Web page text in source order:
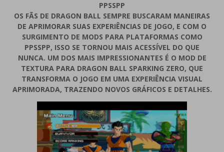
PPSSPP
OS FÃS DE DRAGON BALL SEMPRE BUSCARAM MANEIRAS
DE APRIMORAR SUAS EXPERIÊNCIAS DE JOGO, E COM O
SURGIMENTO DE MODS PARA PLATAFORMAS COMO
PPSSPP, ISSO SE TORNOU MAIS ACESSÍVEL DO QUE
NUNCA. UM DOS MAIS IMPRESSIONANTES É O MOD DE
TEXTURA PARA DRAGON BALL SPARKING ZERO, QUE
TRANSFORMA O JOGO EM UMA EXPERIÊNCIA VISUAL
APRIMORADA, TRAZENDO NOVOS GRÁFICOS E DETALHES.